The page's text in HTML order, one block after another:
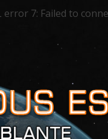
7: Failed to